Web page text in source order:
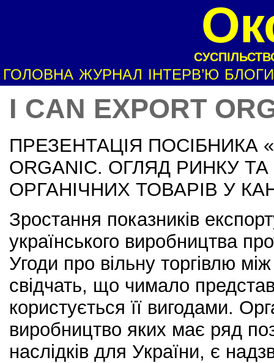
ГОЛОВНА ЖУРНАЛ ІНТЕРВ’Ю БЛОГИ
I CAN EXPORT
ПРЕЗЕНТАЦІЯ ПОСІБНИКА
ORGANIC. ОГЛЯД РИНКУ
ОРГАНІЧНИХ ТОВАРІВ У
Зростання показників
українського виробництва
Угоди про вільну торгівлю
свідчать, що чимало
користується її вигодами.
виробництво яких має ряд
наслідків для України, є